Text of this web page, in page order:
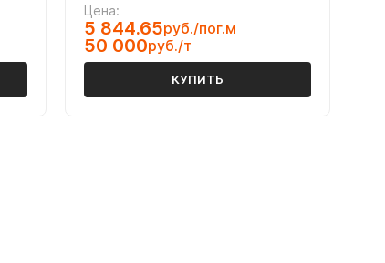
Цена:
5 844.65руб./пог.м
50 000руб./т
КУПИТЬ